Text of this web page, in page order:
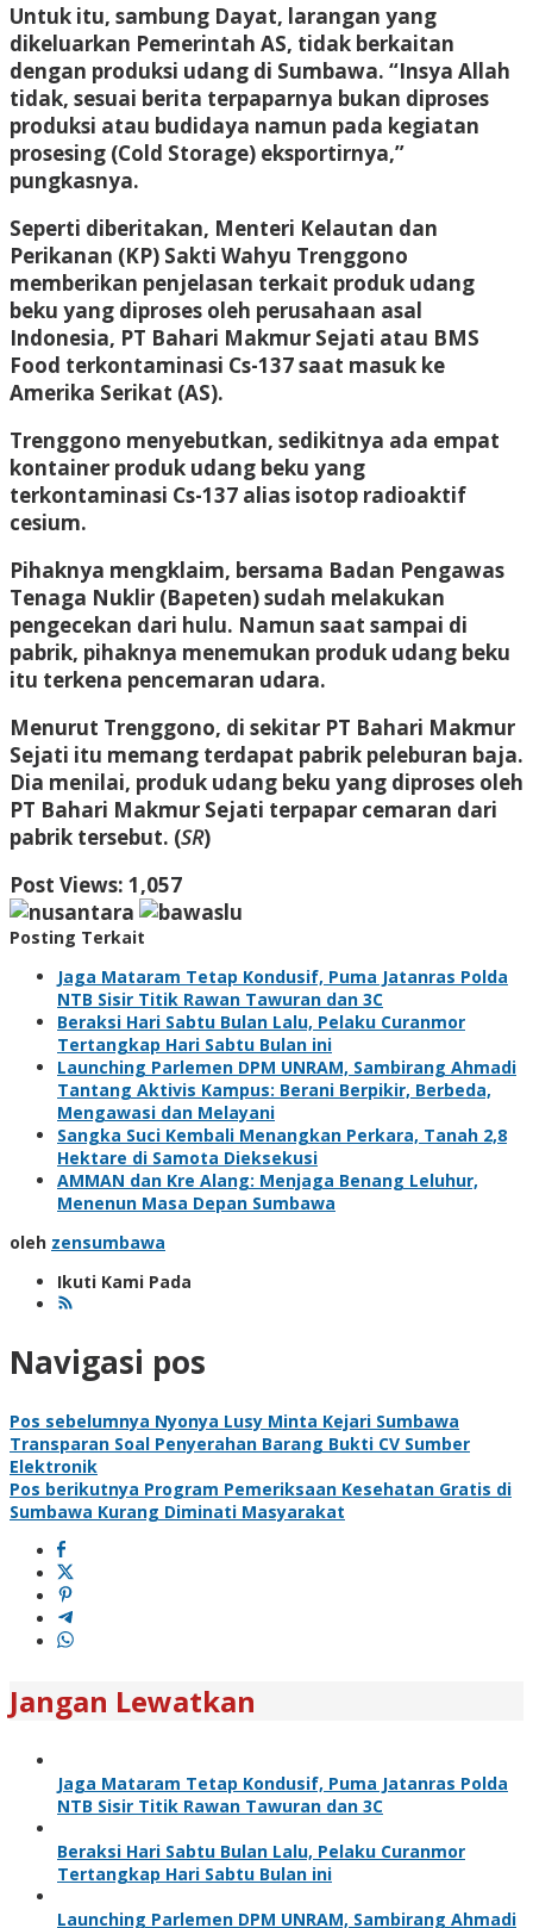
Untuk itu, sambung Dayat, larangan yang
dikeluarkan Pemerintah AS, tidak berkaitan
dengan produksi udang di Sumbawa. “Insya Allah
tidak, sesuai berita terpaparnya bukan diproses
produksi atau budidaya namun pada kegiatan
prosesing (Cold Storage) eksportirnya,”
pungkasnya.
Seperti diberitakan, Menteri Kelautan dan
Perikanan (KP) Sakti Wahyu Trenggono
memberikan penjelasan terkait produk udang
beku yang diproses oleh perusahaan asal
Indonesia, PT Bahari Makmur Sejati atau BMS
Food terkontaminasi Cs-137 saat masuk ke
Amerika Serikat (AS).
Trenggono menyebutkan, sedikitnya ada empat
kontainer produk udang beku yang
terkontaminasi Cs-137 alias isotop radioaktif
cesium.
Pihaknya mengklaim, bersama Badan Pengawas
Tenaga Nuklir (Bapeten) sudah melakukan
pengecekan dari hulu. Namun saat sampai di
pabrik, pihaknya menemukan produk udang beku
itu terkena pencemaran udara.
Menurut Trenggono, di sekitar PT Bahari Makmur
Sejati itu memang terdapat pabrik peleburan baja.
Dia menilai, produk udang beku yang diproses oleh
PT Bahari Makmur Sejati terpapar cemaran dari
pabrik tersebut. (SR)
Post Views: 1,057
Posting Terkait
Jaga Mataram Tetap Kondusif, Puma Jatanras Polda
NTB Sisir Titik Rawan Tawuran dan 3C
Beraksi Hari Sabtu Bulan Lalu, Pelaku Curanmor
Tertangkap Hari Sabtu Bulan ini
Launching Parlemen DPM UNRAM, Sambirang Ahmadi
Tantang Aktivis Kampus: Berani Berpikir, Berbeda,
Mengawasi dan Melayani
Sangka Suci Kembali Menangkan Perkara, Tanah 2,8
Hektare di Samota Dieksekusi
AMMAN dan Kre Alang: Menjaga Benang Leluhur,
Menenun Masa Depan Sumbawa
oleh zensumbawa
Ikuti Kami Pada
Navigasi pos
Pos sebelumnya Nyonya Lusy Minta Kejari Sumbawa
Transparan Soal Penyerahan Barang Bukti CV Sumber
Elektronik
Pos berikutnya Program Pemeriksaan Kesehatan Gratis di
Sumbawa Kurang Diminati Masyarakat
Jangan Lewatkan
Jaga Mataram Tetap Kondusif, Puma Jatanras Polda
NTB Sisir Titik Rawan Tawuran dan 3C
Beraksi Hari Sabtu Bulan Lalu, Pelaku Curanmor
Tertangkap Hari Sabtu Bulan ini
Launching Parlemen DPM UNRAM, Sambirang Ahmadi